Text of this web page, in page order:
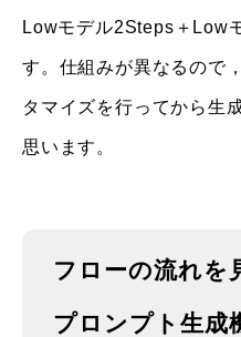
Lowモデル2Steps＋Low
す。仕組みが異なるので
タマイズを行ってから生
思います。
フローの流れを
プロンプト生成